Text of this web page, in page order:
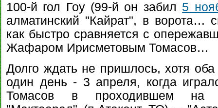
100-й гол Гоу (99-й он забил 5
алматинский "Кайрат", в ворота…
как быстро сравняется с
Жафаром Ирисметовым Томасов…
Долго ждать не пришлось, хотя
один день - 3 апреля, когда
Томасов в проходившем на